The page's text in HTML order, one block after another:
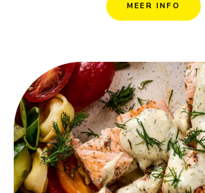
MEER INFO